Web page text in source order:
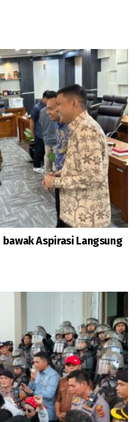
Aspirasi Langsung